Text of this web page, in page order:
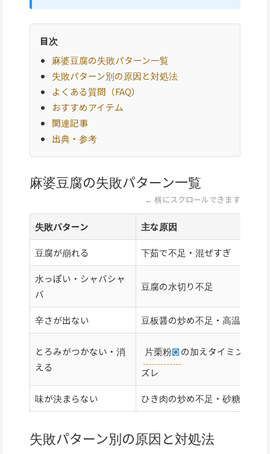
目次
麻婆豆腐の失敗パターン一覧
失敗パターン別の原因と対処法
よくある質問（FAQ）
おすすめアイテム
関連記事
出典・参考
麻婆豆腐の失敗パターン一覧
← 横にスクロールできます
失敗パターン 主な原因
豆腐が崩れる 下茹で不足・混ぜすぎ
水っぽい・シャバシャ
バ
豆腐の水切り不足
辛さが出ない 豆板醤の炒め不足・高温投入
とろみがつかない・消
える
片栗粉
の加えタイミングの
ズレ
味が決まらない ひき肉の炒め不足・砂糖なし
失敗パターン別の原因と対処法